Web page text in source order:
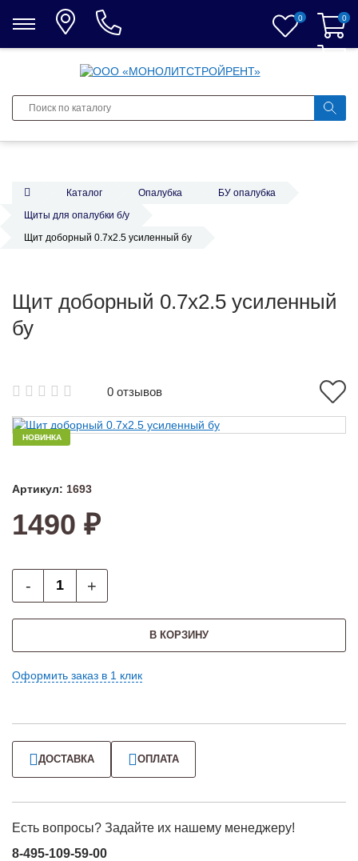
0 0
0
Каталог Опалубка
БУ опалубка
Щиты для опалубки б/у
Щит доборный 0.7х2.5 усиленный бу
Щит доборный 0.7х2.5 усиленный
бу
0 отзывов
НОВИНКА
Артикул: 1693
1490 ₽
- +
В КОРЗИНУ
Оформить заказ в 1 клик
ДОСТАВКА ОПЛАТА
Есть вопросы? Задайте их нашему менеджеру!
8-495-109-59-00